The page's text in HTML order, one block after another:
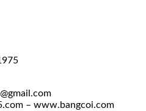
– www.bangcoi.com